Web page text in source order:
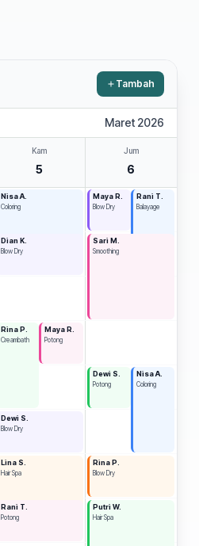
Tambah
Maret 2026
Kam
5
Jum
6
Nisa A.
Coloring
Maya R.
Blow Dry
Rani T.
Balayage
Dian K.
Blow Dry
Sari M.
Smoothing
Rina P.
Creambath
Maya R.
Potong
Dewi S.
Potong
Nisa A.
Coloring
Dewi S.
Blow Dry
Lina S.
Hair Spa
Rina P.
Blow Dry
Rani T.
Potong
Putri W.
Hair Spa